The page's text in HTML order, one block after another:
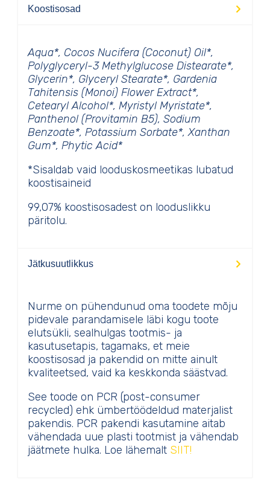
Koostisosad
Aqua*, Cocos Nucifera (Coconut) Oil*,
Polyglyceryl-3 Methylglucose Distearate*,
Glycerin*, Glyceryl Stearate*, Gardenia
Tahitensis (Monoi) Flower Extract*,
Cetearyl Alcohol*, Myristyl Myristate*,
Panthenol (Provitamin B5), Sodium
Benzoate*, Potassium Sorbate*, Xanthan
Gum*, Phytic Acid*
*Sisaldab vaid looduskosmeetikas lubatud
koostisaineid
99,07% koostisosadest on looduslikku
päritolu.
Jätkusuutlikkus
Nurme on pühendunud oma toodete mõju
pidevale parandamisele läbi kogu toote
elutsükli, sealhulgas tootmis- ja
kasutusetapis, tagamaks, et meie
koostisosad ja pakendid on mitte ainult
kvaliteetsed, vaid ka keskkonda säästvad.
See toode on PCR (post-consumer
recycled) ehk ümbertöödeldud materjalist
pakendis. PCR pakendi kasutamine aitab
vähendada uue plasti tootmist ja vähendab
jäätmete hulka. Loe lähemalt SIIT!